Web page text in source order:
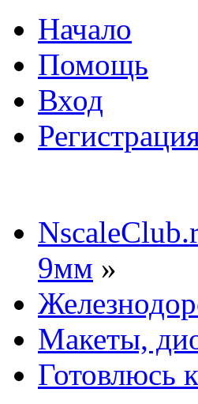
Начало
Помощь
Вход
9мм »
Макеты,
Готовлюсь